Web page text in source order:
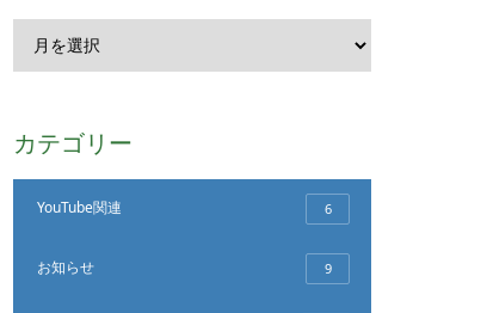
カテゴリー
YouTube関連 6
お知らせ 9